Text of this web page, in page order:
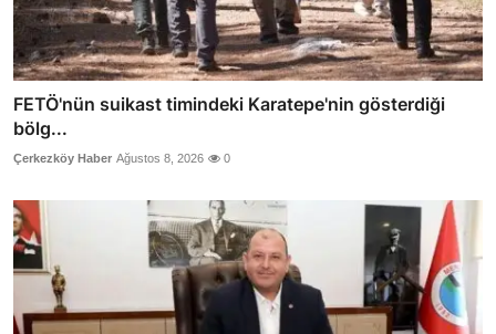
FETÖ'nün suikast timindeki Karatepe'nin gösterdiği
bölg...
Çerkezköy Haber Ağustos 8, 2026 0